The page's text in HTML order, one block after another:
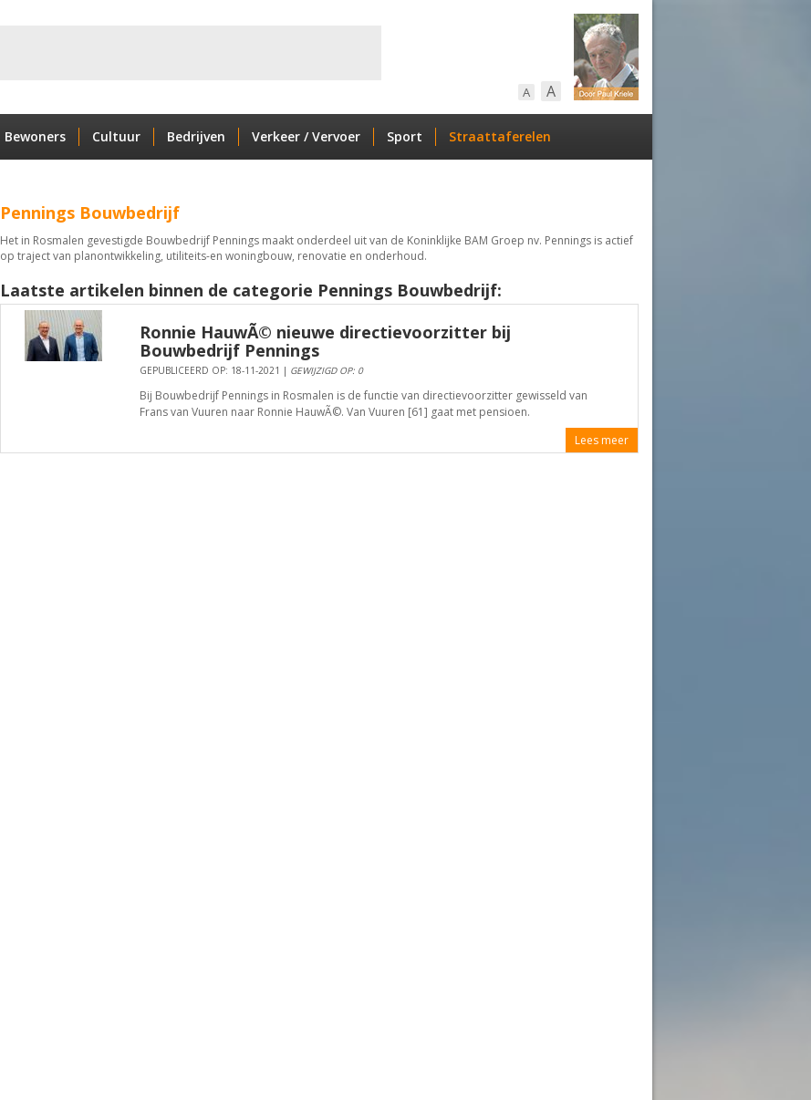
A A
Bewoners Cultuur Bedrijven Verkeer / Vervoer Sport Straattaferelen
Pennings Bouwbedrijf
Het in Rosmalen gevestigde Bouwbedrijf Pennings maakt onderdeel uit van de Koninklijke BAM Groep nv. Pennings is actief
op traject van planontwikkeling, utiliteits-en woningbouw, renovatie en onderhoud.
Laatste artikelen binnen de categorie Pennings Bouwbedrijf:
Ronnie HauwÃ© nieuwe directievoorzitter bij
Bouwbedrijf Pennings
GEPUBLICEERD OP: 18-11-2021 | GEWIJZIGD OP: 0
Bij Bouwbedrijf Pennings in Rosmalen is de functie van directievoorzitter gewisseld van
Frans van Vuuren naar Ronnie HauwÃ©. Van Vuuren [61] gaat met pensioen.
Lees meer